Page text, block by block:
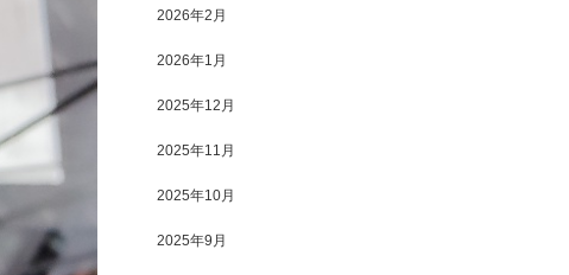
2026年2月
2026年1月
2025年12月
2025年11月
2025年10月
2025年9月